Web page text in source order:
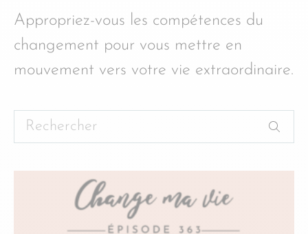
Appropriez-vous les compétences du
changement pour vous mettre en
mouvement vers votre vie extraordinaire.
Rechercher